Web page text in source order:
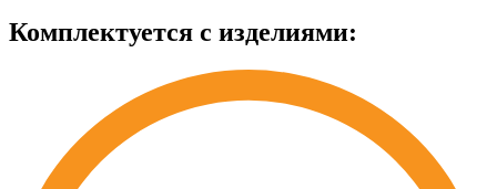
Комплектуется с изделиями: